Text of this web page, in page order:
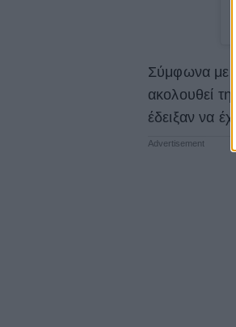
Σύμφωνα με
ακολουθεί
έδειξαν να